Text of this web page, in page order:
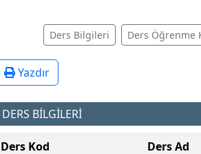
Ders Bilgileri Ders Öğrenme
Yazdır
DERS BİLGİLERİ
Ders Kod Ders Ad